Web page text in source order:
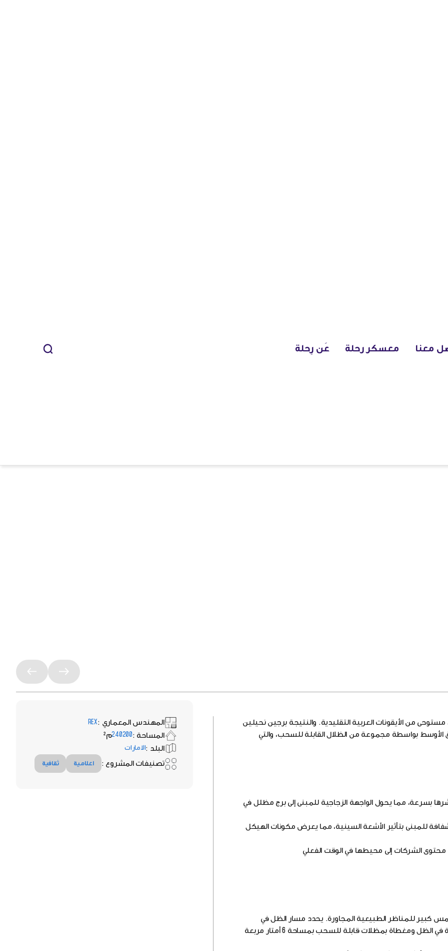
معنا معسكر رحلة عَن رِحلة
المهندس المعماري :REX
المساحة :240200م²
البلد :الامارات
تصنيفات المشروع : ثقافية اعلامية
من الأيقونات العربية التقليدية. والنتيجة برجين نحيلين
بواسطة مجموعة من الظلال القابلة للسحب، والتي
هذه الظلال حوالي 15 مترًا، ويمكن نشرها بسرعة، مما يحول الواجهة الزجاجية للمبنى إلى برج مظلل في
للمبنى بتأثير الأشعة السينية، مما يعرض مكونات الهيكل
الشركات إلى محيطها في الوقت الفعلي
كبير للمناظر الطبيعية المجاورة. يحدد مسار الظل في
الانقلاب الصيفي حدود الفناءات القابلة للسكن، والتي تكون مكشوفة في الظل ومغطاة بمظلات قابلة للسحب بمساحة 6 أمتار مربعة